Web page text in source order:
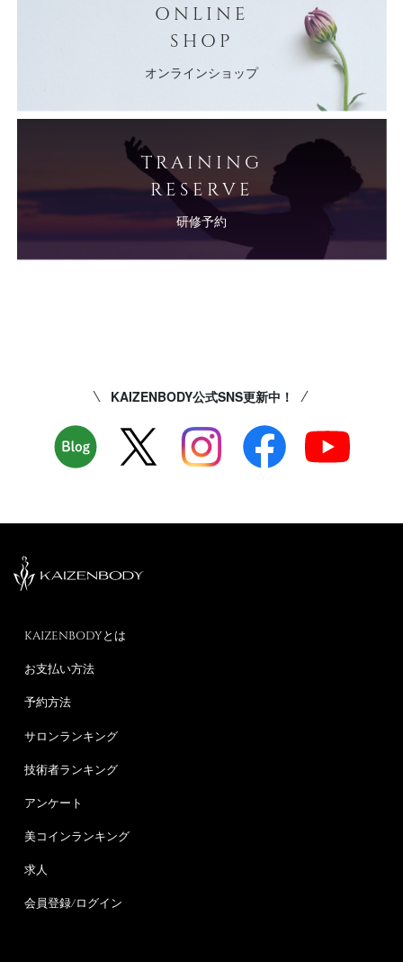
ONLINE
SHOP
オンラインショップ
TRAINING
RESERVE
研修予約
KAIZENBODY公式SNS更新中！
KAIZENBODYとは
お支払い方法
予約方法
サロンランキング
技術者ランキング
アンケート
美コインランキング
求人
会員登録/ログイン